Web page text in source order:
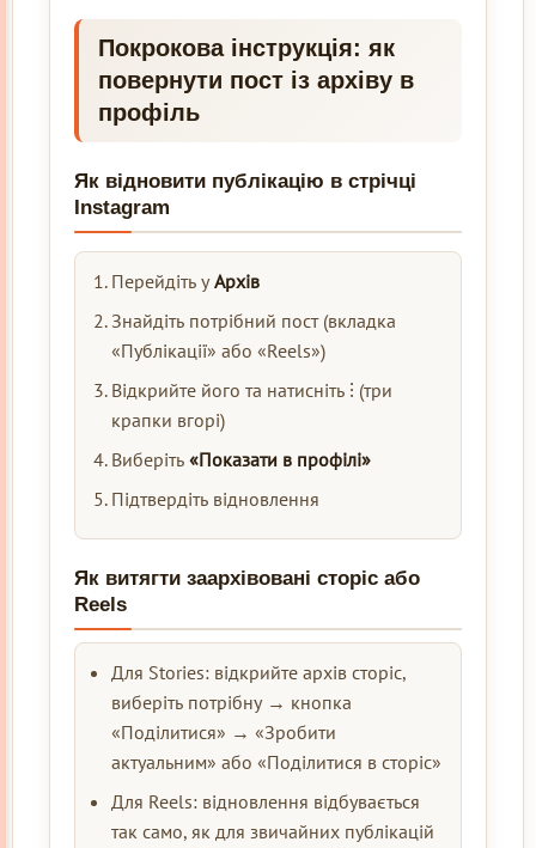
Покрокова інструкція: як
повернути пост із архіву в
профіль
Як відновити публікацію в стрічці
Instagram
Перейдіть уАрхів
Знайдіть потрібний пост (вкладка
«Публікації» або «Reels»)
Відкрийте його та натисніть ⁝ (три
крапки вгорі)
Виберіть «Показати в профілі»
Підтвердіть відновлення
Як витягти заархівовані сторіс або
Reels
Для Stories: відкрийте архів сторіс,
виберіть потрібну → кнопка
«Поділитися» → «Зробити
актуальним» або «Поділитися в сторіс»
Для Reels: відновлення відбувається
так само, як для звичайних публікацій